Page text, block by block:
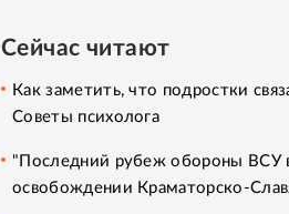
Сейчас читают
Как заметить, что подростки
Советы психолога
"Последний рубеж обороны ВСУ
освобождении Краматорско-